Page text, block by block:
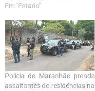
Em "Estado"
Polícia do Maranhão prende
assaltantes de residências na